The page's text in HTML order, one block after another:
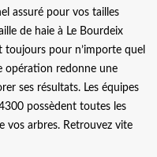
assuré pour vos tailles
de haie à Le Bourdeix
toujours pour n’importe quel
opération redonne une
ses résultats. Les équipes
possèdent toutes les
vos arbres. Retrouvez vite